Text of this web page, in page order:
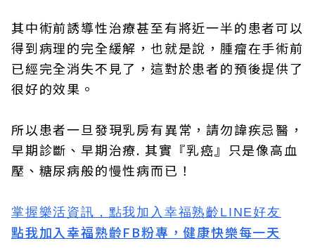
其中術前誘導性治療甚至有將近一半的患者可以
得到病理的完全緩解，也就是說，腫瘤在手術前
已經完全消失不見了，這對於患者的預後提供了
很好的效果。
所以患者一旦發現乳房有異常，請勿諱疾忌醫，
早期診斷、早期治療. 其實『乳癌』只是像高血
壓、糖尿病般的慢性病而已！
掌握樂活資訊， 點我加入 幸福熟齡LINE好友
點我加入幸福熟齡FB粉專，健康快樂每一天